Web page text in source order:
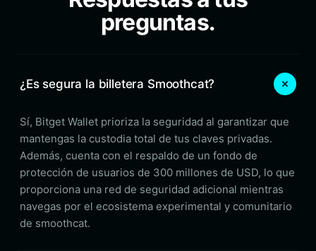
preguntas.
¿Es segura la billetera Smoothcat?
Sí, Bitget Wallet prioriza la seguridad al garantizar que
mantengas la custodia total de tus claves privadas.
Además, cuenta con el respaldo de un fondo de
protección de usuarios de 300 millones de USD, lo que
proporciona una red de seguridad adicional mientras
navegas por el ecosistema experimental y comunitario
de smoothcat.